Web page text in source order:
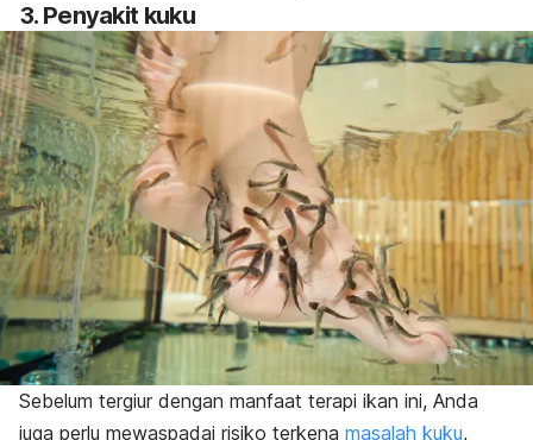
3. Penyakit kuku
Sebelum tergiur dengan manfaat terapi ikan ini, Anda
juga perlu mewaspadai risiko terkena masalah kuku,